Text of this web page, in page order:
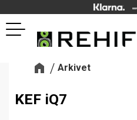
Meny
Arkivet
KEF iQ7